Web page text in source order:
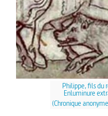
Philippe, fils du
Enluminure
(Chronique